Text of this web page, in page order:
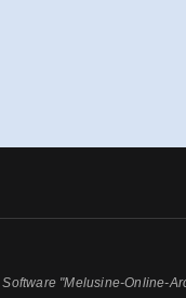
Software "Melusine-Online-